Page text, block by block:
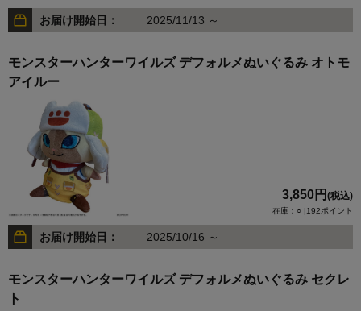
お届け開始日： 2025/11/13 ～
モンスターハンターワイルズ デフォルメぬいぐるみ オトモ
アイルー
3,850円 (税込)
在庫：○ |192ポイント
お届け開始日： 2025/10/16 ～
モンスターハンターワイルズ デフォルメぬいぐるみ セクレ
ト